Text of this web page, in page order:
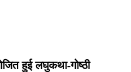
हुई लघुकथा-गोष्ठी